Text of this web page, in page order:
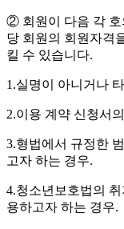
② 회원이 다음 각 호
당 회원의 회원자격
킬 수 있습니다.
1.실명이 아니거나
2.이용 계약 신청서
3.형법에서 규정한
고자 하는 경우.
4.청소년보호법의
용하고자 하는 경우.